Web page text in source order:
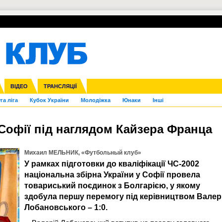
ВІДЕО ТРАНСЛЯЦІЇ
ліга Кубок України Молодіжка Юнаки Інші
Ліга націй Ліга конференцій
Франція ІншіЧЄ-2015 (U-21)
УПЛ-ПЕРЕХОДИ
під наглядом Кайзера Франца
Михаил МЕЛЬНИК, «Футбольный клуб»
У рамках підготовки до кваліфікації ЧС-2002
національна збірна України у Софії провела
товариський поєдинок з Болгарією, у якому
здобула першу перемогу під керівництвом
Лобановського – 1:0.